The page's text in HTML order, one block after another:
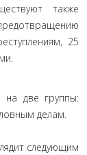
также
25
две группы:
делам.
следующим